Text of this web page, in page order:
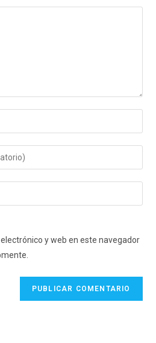
y web en este navegador